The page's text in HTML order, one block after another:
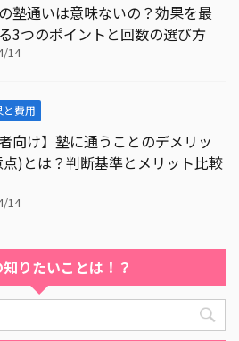
塾通いは意味ないの？効果を最
3つのポイントと回数の選び方
14
と費用
者向け】塾に通うことのデメリッ
点)とは？判断基準とメリット比較
14
りたいことは！？